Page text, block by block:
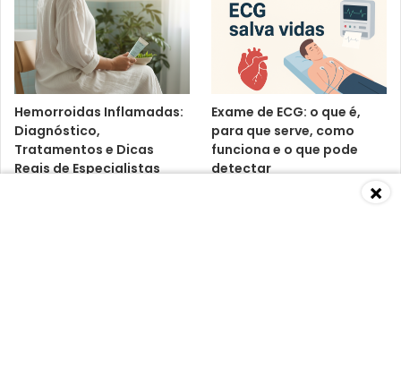
Hemorroidas Inflamadas:
Diagnóstico,
Tratamentos e Dicas
Reais de Especialistas
Exame de ECG: o que é,
para que serve, como
funciona e o que pode
detectar
×